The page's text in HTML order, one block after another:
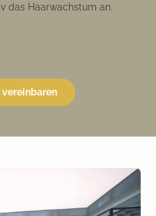
das Haarwachstum an.